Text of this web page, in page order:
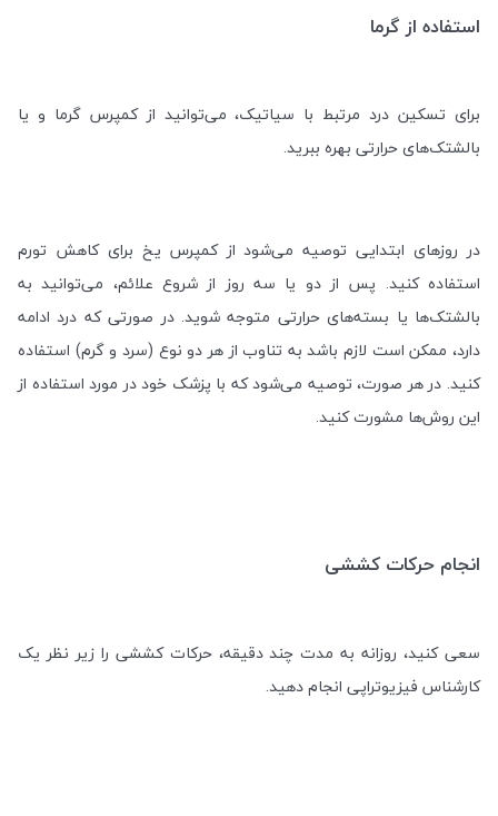
استفاده از گرما
برای تسکین درد مرتبط با سیاتیک، می‌توانید از کمپرس گرما و یا
بالشتک‌های حرارتی بهره ببرید.
در روزهای ابتدایی توصیه می‌شود از کمپرس یخ برای کاهش تورم
استفاده کنید. پس از دو یا سه روز از شروع علائم، می‌توانید به
بالشتک‌ها یا بسته‌های حرارتی متوجه شوید. در صورتی که درد ادامه
دارد، ممکن است لازم باشد به تناوب از هر دو نوع (سرد و گرم) استفاده
کنید. در هر صورت، توصیه می‌شود که با پزشک خود در مورد استفاده از
این روش‌ها مشورت کنید.
انجام حرکات کششی
سعی کنید، روزانه به مدت چند دقیقه، حرکات کششی را زیر نظر یک
کارشناس فیزیوتراپی انجام دهید.